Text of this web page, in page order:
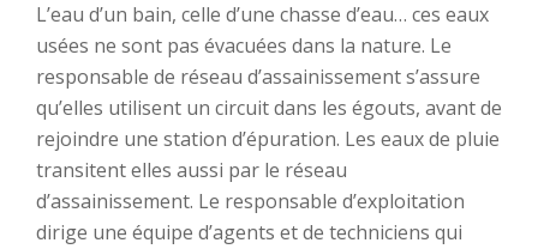
L’eau d’un bain, celle d’une chasse d’eau… ces eaux
usées ne sont pas évacuées dans la nature. Le
responsable de réseau d’assainissement s’assure
qu’elles utilisent un circuit dans les égouts, avant de
rejoindre une station d’épuration. Les eaux de pluie
transitent elles aussi par le réseau
d’assainissement. Le responsable d’exploitation
dirige une équipe d’agents et de techniciens qui